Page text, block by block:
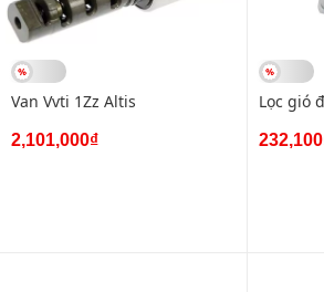
Van Vvti 1Zz Altis
2,101,000₫
Lọc gió